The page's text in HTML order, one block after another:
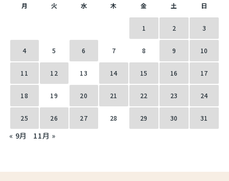
月 火 水 木 金 土 日
1 2 3
4 5 6 7 8 9 10
11 12 13 14 15 16 17
18 19 20 21 22 23 24
25 26 27 28 29 30 31
« 9月 11月 »